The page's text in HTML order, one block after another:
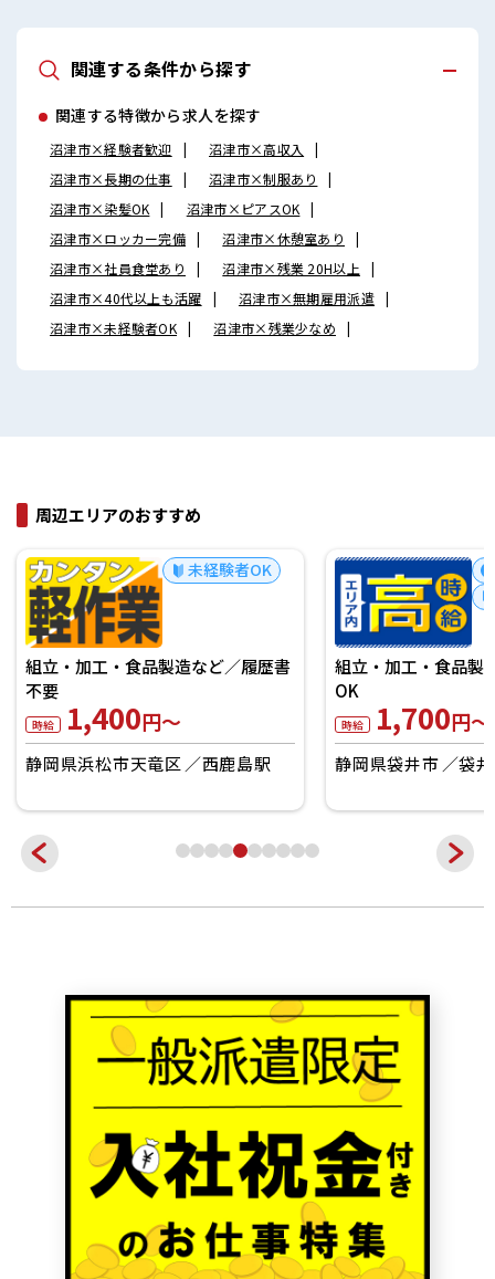
り！ ストレス解消☆ ロッカーあり！ 安心してお仕事に集中♪
残業がしっかりあるお仕事！
関連する条件から探す
関連する特徴から求人を探す
沼津市×経験者歓迎
沼津市×高収入
沼津市×長期の仕事
沼津市×制服あり
沼津市×染髪OK
沼津市×ピアスOK
沼津市×ロッカー完備
沼津市×休憩室あり
沼津市×社員食堂あり
沼津市×残業 20H以上
沼津市×40代以上も活躍
沼津市×無期雇用派遣
沼津市×未経験者OK
沼津市×残業少なめ
周辺エリアのおすすめ
未経験者OK
組立・加工・食品製造など／履歴書
不要
時給 1,400円～
静岡県浜松市天竜区 西鹿島駅
組立・加工・食品製
OK
時給 1,700円～
静岡県袋井市 袋